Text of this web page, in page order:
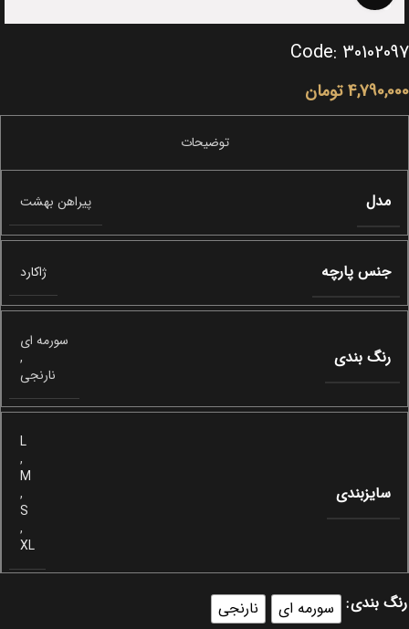
Code: 30102097
4,790,000 تومان
مدل پیراهن بهشت
جنس پارچه ژاکارد
رنگ بندی
سورمه ای
,
نارنجی
سایزبندی
L
,
M
,
S
,
XL
رنگ بندی سورمه ای نارنجی